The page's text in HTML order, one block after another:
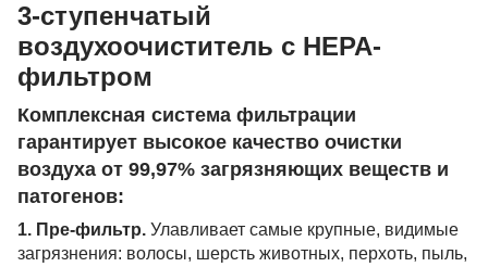
3-ступенчатый
воздухоочиститель с HEPA-
фильтром
Комплексная система фильтрации
гарантирует высокое качество очистки
воздуха от 99,97% загрязняющих веществ и
патогенов:
1. Пре-фильтр. Улавливает самые крупные, видимые
загрязнения: волосы, шерсть животных, перхоть, пыль,